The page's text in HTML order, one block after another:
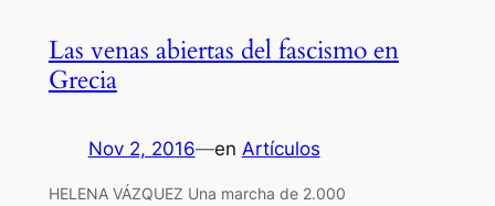
Las venas abiertas del fascismo en
Grecia
Nov 2, 2016—en Artículos
HELENA VÁZQUEZ Una marcha de 2.000